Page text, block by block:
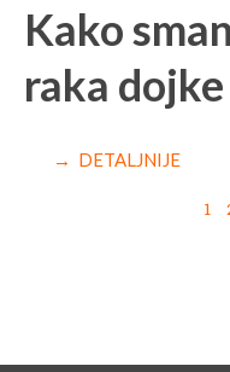
Kako
raka dojke
→ DETALJNIJE
1